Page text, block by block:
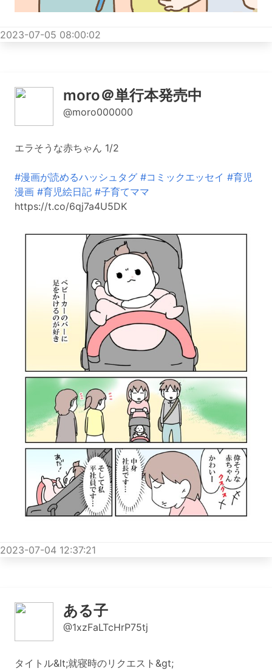
2023-07-05 08:00:02
moro＠単行本発売中
@moro000000
エラそうな赤ちゃん 1/2
#漫画が読めるハッシュタグ #コミックエッセイ #育児
漫画 #育児絵日記 #子育てママ
https://t.co/6qj7a4U5DK
2023-07-04 12:37:21
ある子
@1xzFaLTcHrP75tj
タイトル&lt;就寝時のリクエスト&gt;